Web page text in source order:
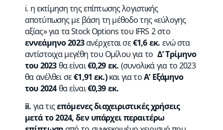
i. η εκτίμηση της επίπτωσης λογιστικής
αποτύπωσης με βάση τη μέθοδο της «εύλογης
αξίας» για τα Stock Options του IFRS 2 στο
εννεάμηνο 2023ανέρχεται σε€1,6 εκ. ενώ στα
αντίστοιχα μεγέθη του Ομίλου για το Δ’ Τρίμηνο
του 2023θα είναι€0,29 εκ. (συνολικά για το 2023
θα ανέλθει σε€1,91 εκ.)και για τοΑ’ Εξάμηνο
του 2024θα είναι€0,39 εκ.
ii. για τιςεπόμενες διαχειριστικές χρήσεις
μετά το 2024, δεν υπάρχει περαιτέρω